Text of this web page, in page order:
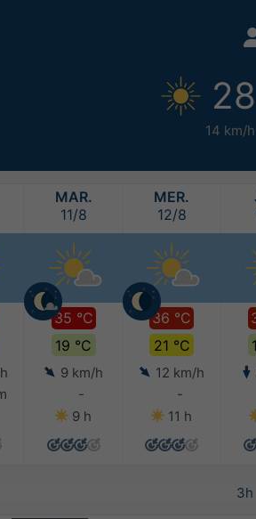
14 km/h
MAR.
11/8
35 °C
19 °C
9 km/h
-
9 h
MER.
12/8
36 °C
21 °C
12 km/h
-
11 h
3h